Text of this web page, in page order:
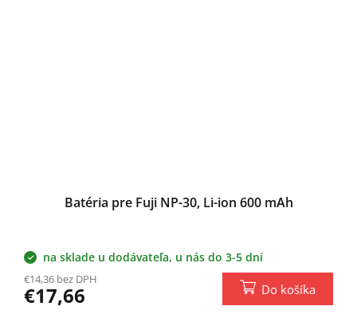
Batéria pre Fuji NP-30, Li-ion 600 mAh
na sklade u dodávateľa, u nás do 3-5 dní
€14,36 bez DPH
€17,66 Do košíka